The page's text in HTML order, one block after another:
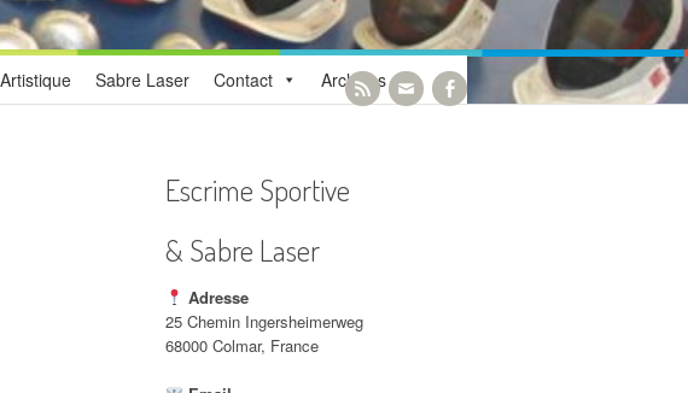
Sabre Laser Contact Archives
Escrime Sportive
& Sabre Laser
Adresse
25 Chemin Ingersheimerweg
68000 Colmar, France